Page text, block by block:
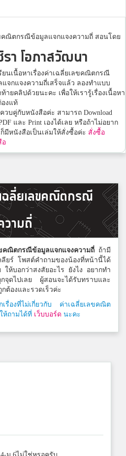
คณิตกรณีข้อมูลแจกแจงความถี่ สอนโดย
า โอภาสวัฒนา
ยนเนื้อหาเรื่องค่าเฉลี่ยเลขคณิตกรณี
จกแจงความถี่เสร็จแล้ว ลองทำแบบ
ายคลิปด้วยนะคะ เพื่อให้เรารู้เรื่องเนื้อหา
งแท้
วบคู่กับหนังสือค่ะ สามารถ Download
และ Print เองได้เลย หรือถ้าไม่อยาก
ก็มีหนังสือเป็นเล่มให้สั่งซื้อค่ะ สั่งซื้อ
อ
ฉลี่ยเลขคณิตกรณี
ามถี่
คณิตกรณีข้อมูลแจกแจงความถี่ ถ้ามี
ลียร์ โพสต์คำถามของน้องที่หน้านี้ได้
ให้บอกว่าสงสัยอะไร ยังไง อยากทำ
จุดไปเลย ผู้สอนจะได้รับทราบและ
ต้องและรวดเร็วค่ะ
รื่องที่ไม่เกี่ยวกับ ค่าเฉลี่ยเลขคณิต
ห้ถามได้ที่ เว็บบอร์ด นะคะ
ม.6ไม่ใช่หรอครับ